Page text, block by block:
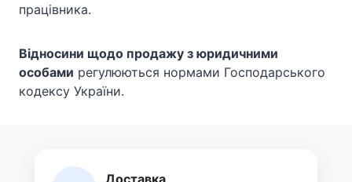
працівника.
Відносини щодо продажу з юридичними
особами регулюються нормами Господарського
кодексу України.
Доставка